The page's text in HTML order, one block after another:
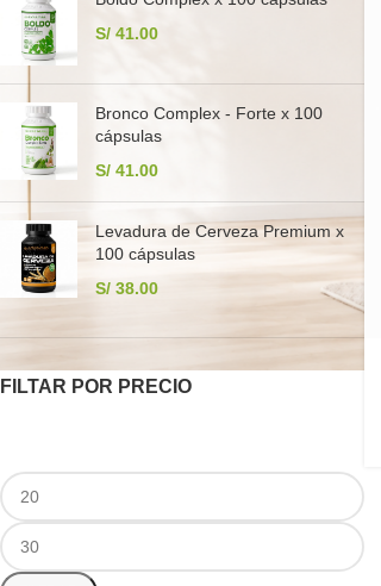
S/ 41.00
Bronco Complex - Forte x 100
cápsulas
S/ 41.00
Levadura de Cerveza Premium x
100 cápsulas
S/ 38.00
FILTAR POR PRECIO